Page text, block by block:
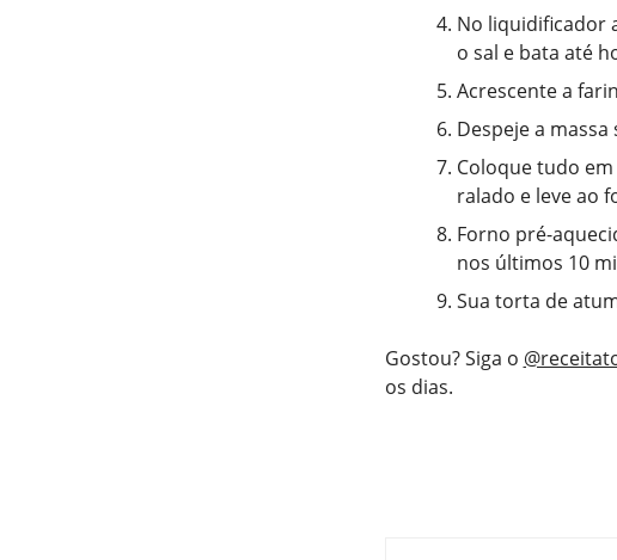
No liquidificador
o sal e bata até
Acrescente a
Despeje a
Coloque tudo
ralado e leve ao
Forno pré-
nos últimos 10
Sua torta de
Gostou? Siga o
os dias.